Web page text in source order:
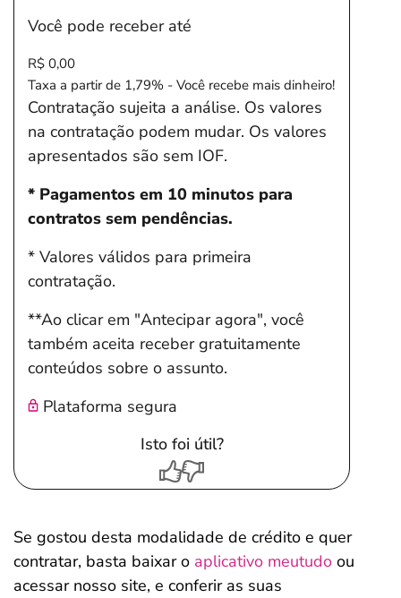
Você pode receber até
R$ 0,00
Taxa a partir de 1,79% - Você recebe mais dinheiro!
Contratação sujeita a análise. Os valores
na contratação podem mudar. Os valores
apresentados são sem IOF.
* Pagamentos em 10 minutos para
contratos sem pendências.
* Valores válidos para primeira
contratação.
**Ao clicar em "Antecipar agora", você
também aceita receber gratuitamente
conteúdos sobre o assunto.
Plataforma segura
Isto foi útil?
Se gostou desta modalidade de crédito e quer
contratar, basta baixar o aplicativo meutudo ou
acessar nosso site, e conferir as suas